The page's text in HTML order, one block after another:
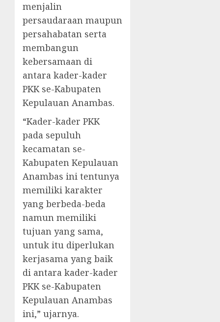
menjalin
persaudaraan maupun
persahabatan serta
membangun
kebersamaan di
antara kader-kader
PKK se-Kabupaten
Kepulauan Anambas.
“Kader-kader PKK
pada sepuluh
kecamatan se-
Kabupaten Kepulauan
Anambas ini tentunya
memiliki karakter
yang berbeda-beda
namun memiliki
tujuan yang sama,
untuk itu diperlukan
kerjasama yang baik
di antara kader-kader
PKK se-Kabupaten
Kepulauan Anambas
ini,” ujarnya.